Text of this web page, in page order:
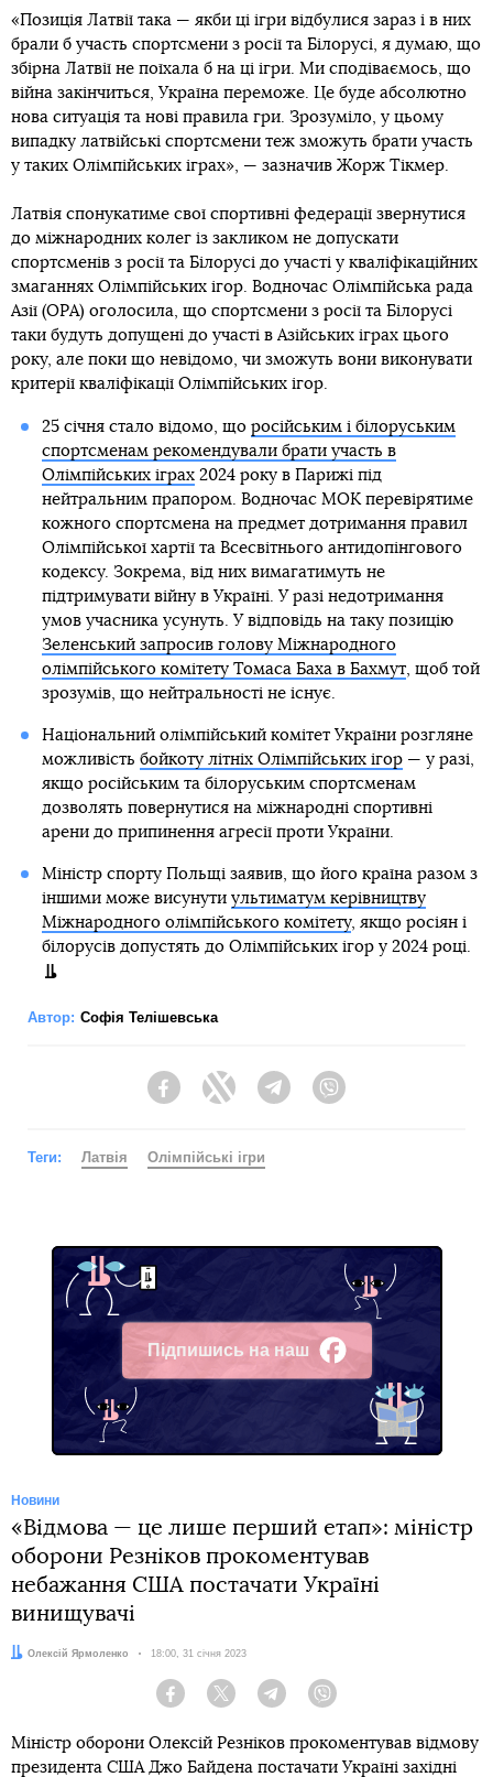
«Позиція Латвії така — якби ці ігри відбулися зараз і в них
брали б участь спортсмени з росії та Білорусі, я думаю, що
збірна Латвії не поїхала б на ці ігри. Ми сподіваємось, що
війна закінчиться, Україна переможе. Це буде абсолютно
нова ситуація та нові правила гри. Зрозуміло, у цьому
випадку латвійські спортсмени теж зможуть брати участь
у таких Олімпійських іграх», — зазначив Жорж Тікмер.
Латвія спонукатиме свої спортивні федерації звернутися
до міжнародних колег із закликом не допускати
спортсменів з росії та Білорусі до участі у кваліфікаційних
змаганнях Олімпійських ігор. Водночас Олімпійська рада
Азії (ОРА) оголосила, що спортсмени з росії та Білорусі
таки будуть допущені до участі в Азійських іграх цього
року, але поки що невідомо, чи зможуть вони виконувати
критерії кваліфікації Олімпійських ігор.
25 січня стало відомо, що російським і білоруським
спортсменам рекомендували брати участь в
Олімпійських іграх2024 року в Парижі під
нейтральним прапором. Водночас МОК перевірятиме
кожного спортсмена на предмет дотримання правил
Олімпійської хартії та Всесвітнього антидопінгового
кодексу. Зокрема, від них вимагатимуть не
підтримувати війну в Україні. У разі недотримання
умов учасника усунуть. У відповідь на таку позицію
Зеленський запросив голову Міжнародного
олімпійського комітету Томаса Баха в Бахмут, щоб той
зрозумів, що нейтральності не існує.
Національний олімпійський комітет України розгляне
можливість бойкоту літніх Олімпійських ігор— у разі,
якщо російським та білоруським спортсменам
дозволять повернутися на міжнародні спортивні
арени до припинення агресії проти України.
Міністр спорту Польщі заявив, що його країна разом з
іншими може висунути ультиматум керівництву
Міжнародного олімпійського комітету, якщо росіян і
білорусів допустять до Олімпійських ігор у 2024 році.
Автор: Софія Телішевська
FacebookTwitter Telegram
Теги: Латвія Олімпійські ігри
Підпишись на наш
Facebook
Новини
«Відмова — це лише перший етап»: міністр
оборони Резніков прокоментував
небажання США постачати Україні
винищувачі
Автор:
Олексій Ярмоленко Дата:
18:00, 31 січня 2023
Facebook Twitter Telegram
Міністр оборони Олексій Резніков прокоментував відмову
президента США Джо Байдена постачати Україні західні